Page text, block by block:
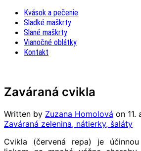
Kvások a pečenie
Sladké maškrty
Slané maškrty
Vianočné oblátky
Kontakt
Zaváraná cvikla
Written by Zuzana Homolová on 11.
Zaváraná zelenina, nátierky, šaláty
Cvikla (červená repa) je